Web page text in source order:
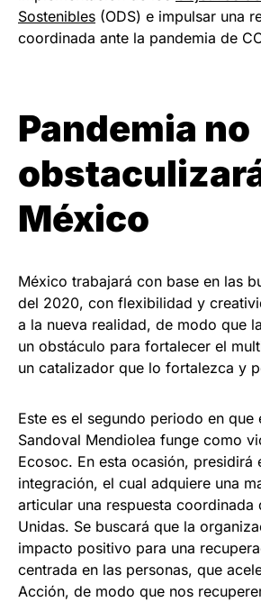
Sostenibles (ODS) e impulsar una
coordinada ante la pandemia de
Pandemia no
México
México trabajará con base en las
del 2020, con flexibilidad y
a la nueva realidad, de modo que
un obstáculo para fortalecer el
un catalizador que lo fortalezca y
Este es el segundo periodo en que
Sandoval Mendiolea funge como
Ecosoc. En esta ocasión, presidirá
integración, el cual adquiere una
articular una respuesta coordinada
Unidas. Se buscará que la
impacto positivo para una
centrada en las personas, que
Acción, de modo que nos